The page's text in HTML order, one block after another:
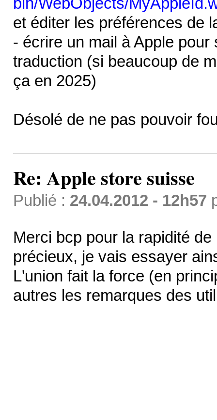
et éditer les préférences de
- écrire un mail à Apple
traduction (si beaucoup de
ça en 2025)
Désolé de ne pas pouvoir
Re: Apple store suisse
Publié : 24.04.2012 - 12h57
Merci bcp pour la rapidité
précieux, je vais essayer
L'union fait la force (en
autres les remarques des